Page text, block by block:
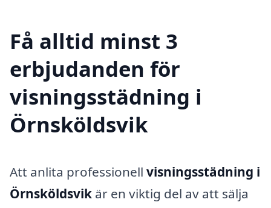
Få alltid minst 3
erbjudanden för
visningsstädning i
Örnsköldsvik
Att anlita professionell visningsstädning i
Örnsköldsvik är en viktig del av att sälja